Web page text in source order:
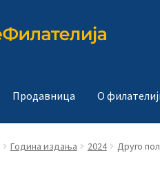
Продавница О
Година издања 2024 Друго